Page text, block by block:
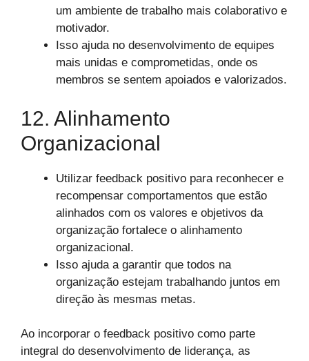
um ambiente de trabalho mais colaborativo e
motivador.
Isso ajuda no desenvolvimento de equipes
mais unidas e comprometidas, onde os
membros se sentem apoiados e valorizados.
12. Alinhamento
Organizacional
Utilizar feedback positivo para reconhecer e
recompensar comportamentos que estão
alinhados com os valores e objetivos da
organização fortalece o alinhamento
organizacional.
Isso ajuda a garantir que todos na
organização estejam trabalhando juntos em
direção às mesmas metas.
Ao incorporar o feedback positivo como parte
integral do desenvolvimento de liderança, as